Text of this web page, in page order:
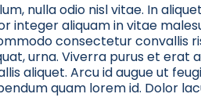
nulla odio nisl vitae. In
integer aliquam in vitae
consectetur convallis
urna. Viverra purus et erat
aliquet. Arcu id augue ut
quam lorem id. Dolor